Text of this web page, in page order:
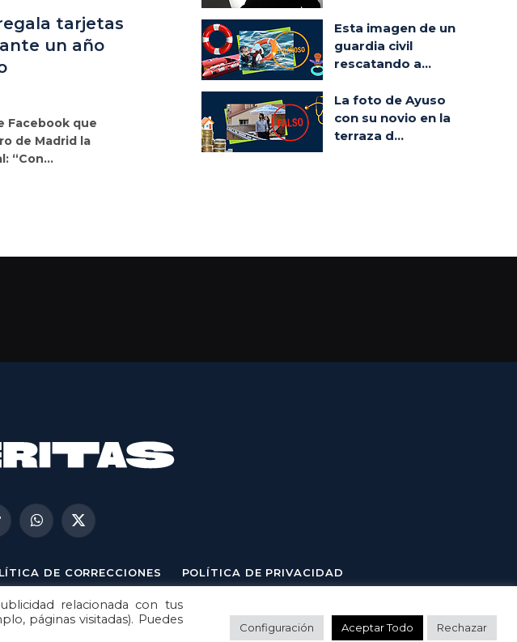
tarjetas
un año
Facebook que
de Madrid la
“Con…
Esta imagen de un
guardia civil
rescatando a...
La foto de Ayuso
con su novio en la
terraza d...
WhatsApp
X
(Twitter)
DE CORRECCIONES POLÍTICA DE PRIVACIDAD
reservados.
relacionada con tus
páginas visitadas). Puedes
Configuración Aceptar Todo Rechazar